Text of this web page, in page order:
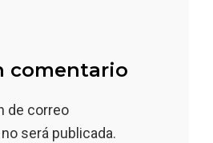
comentario
de correo
será publicada.